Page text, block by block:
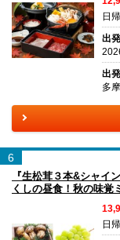
日
出
出
多
6
『生松茸３本&シャイ
くしの昼食！秋の味覚
日